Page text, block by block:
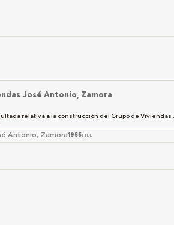
José Antonio, Zamora
relativa a la construcción del Grupo de
Antonio, Zamora1955FILE